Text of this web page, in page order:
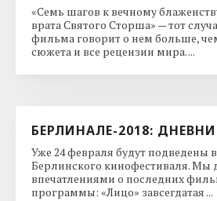
«Семь шагов к вечному
врата Святого Сторша» — тот
фильма говорит о нем больше,
сюжета и все рецензии мира. ...
БЕРЛИНАЛЕ-2018:
Уже 24 февраля будут подведены
Берлинского кинофестиваля. Мы
впечатлениями о последних
программы: «Лицо» завсегдатая ...